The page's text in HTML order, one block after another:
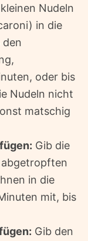
Nudeln
in die
den
oder bis
Nudeln nicht
matschig
Gib die
in die
mit, bis
Gib den